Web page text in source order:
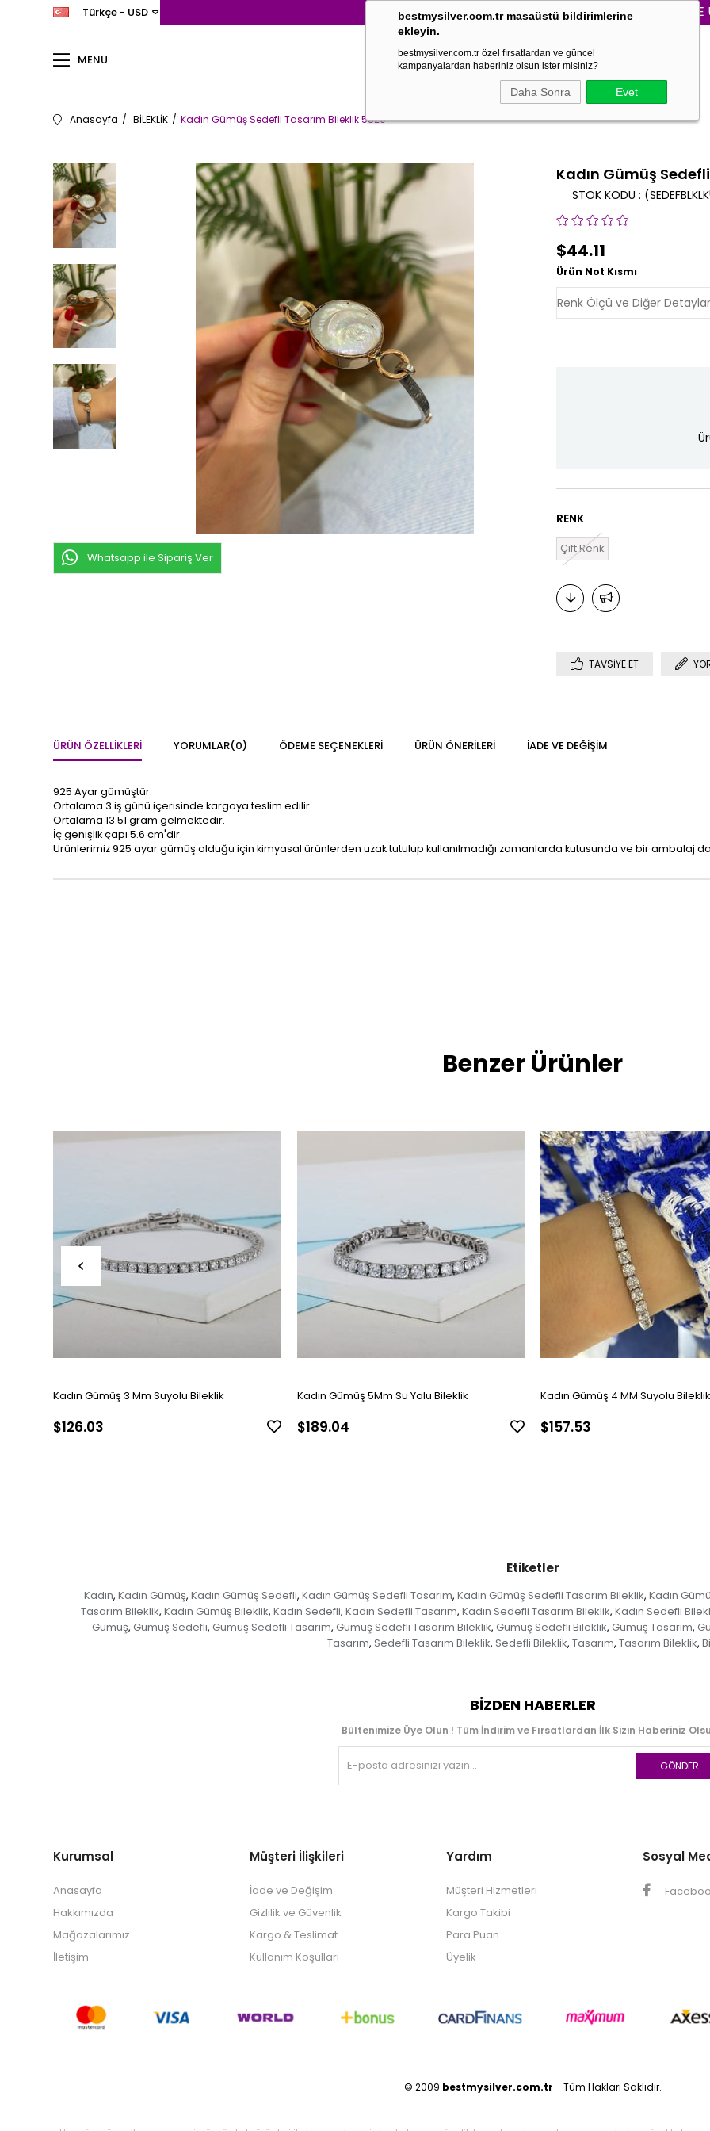
bestmysilver.com.tr masaüstü bildirimlerine
ekleyin.
bestmysilver.com.tr özel fırsatlardan ve güncel
kampanyalardan haberiniz olsun ister misiniz?
Daha Sonra Evet
3000₺ VE ÜZERİ
MENU
Türkçe - USD
Anasayfa BİLEKLİK Kadın Gümüş Sedefli Tasarım Bileklik 5820
Whatsapp ile Sipariş Ver
Kadın Gümüş
STOK KODU
$44.11
Ürün Not Kısmı
RENK
Çift Renk
TAVSIYE ET
ÜRÜN ÖZELLIKLERI YORUMLAR(0) ÖDEME SEÇENEKLERI ÜRÜN ÖNERILERI İADE VE DEĞIŞIM
925 Ayar gümüştür.
Ortalama 3 iş günü içerisinde kargoya teslim edilir.
Ortalama 13.51 gram gelmektedir.
İç genişlik çapı 5.6 cm'dir.
Ürünlerimiz 925 ayar gümüş olduğu için kimyasal ürünlerden uzak tutulup kullanılmadığı zamanlarda kutusunda ve bir ambalaj
Benzer Ürünler
Kadın Gümüş 3 Mm Suyolu Bileklik
$126.03
Kadın Gümüş 5Mm Su Yolu Bileklik
$189.04
Kadın Gümüş 4 MM Suyolu Bileklik
$157.53
Etiketler
Kadın, Kadın Gümüş, Kadın Gümüş Sedefli, Kadın Gümüş Sedefli Tasarım, Kadın Gümüş Sedefli Tasarım Bileklik, Kadın
Tasarım Bileklik, Kadın Gümüş Bileklik, Kadın Sedefli, Kadın Sedefli Tasarım, Kadın Sedefli Tasarım Bileklik, Kadın Sedefli
Gümüş, Gümüş Sedefli, Gümüş Sedefli Tasarım, Gümüş Sedefli Tasarım Bileklik, Gümüş Sedefli Bileklik, Gümüş Tasarım,
Tasarım, Sedefli Tasarım Bileklik, Sedefli Bileklik, Tasarım, Tasarım Bileklik,
BIZDEN HABERLER
Bültenimize Üye Olun ! Tüm İndirim ve Fırsatlardan İlk Sizin Haberiniz
GÖNDER
Kurumsal
Anasayfa
Hakkımızda
Mağazalarımız
İletişim
Müşteri İlişkileri
İade ve Değişim
Gizlilik ve Güvenlik
Kargo & Teslimat
Kullanım Koşulları
Yardım
Müşteri Hizmetleri
Kargo Takibi
Para Puan
Üyelik
Sosyal
© 2009 bestmysilver.com.tr - Tüm Hakları Saklıdır.